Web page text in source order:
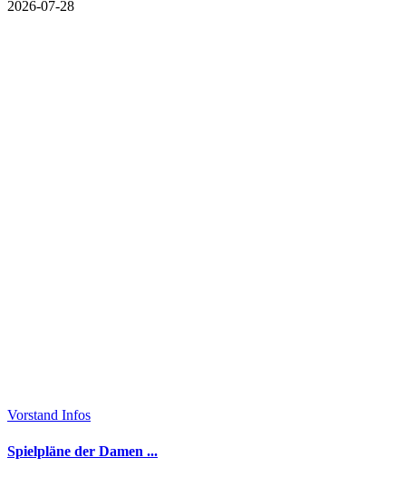
2026-07-28
Vorstand Infos
Spielpläne der Damen ...